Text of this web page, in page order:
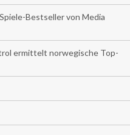
Bestseller von Media
ermittelt norwegische Top-